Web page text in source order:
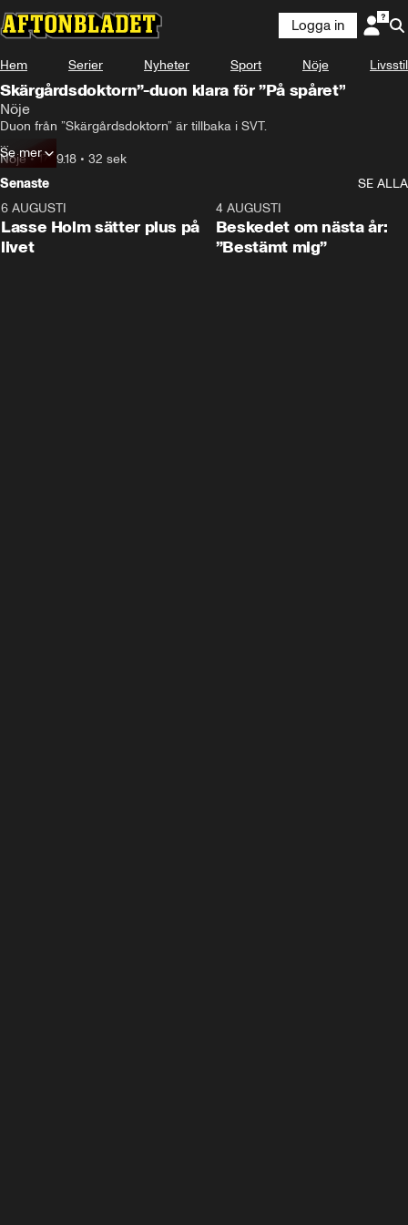
Logga in
Hem Serier Nyheter Sport Nöje Livsstil
Skärgårdsdoktorn”-duon klara för ”På spåret”
Nöje
Duon från ”Skärgårdsdoktorn” är tillbaka i SVT.
Ebba Hultkvist och Samuel Fröler ska tävla ihop i ”På Spåret”.
Nöje•17.09.18 • 32 sek
Se mer
Senaste
SE ALLA
6 AUGUSTI
Lasse Holm sätter plus på
livet
4 AUGUSTI
Beskedet om nästa år:
”Bestämt mig”